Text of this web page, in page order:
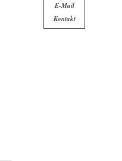
E-Mail
Kontakt